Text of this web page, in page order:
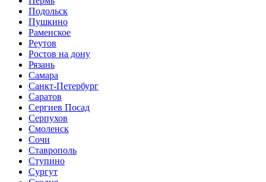
Подольск
Пушкино
Раменское
Реутов
Ростов на дону
Рязань
Самара
Санкт-Петербург
Саратов
Сергиев Посад
Серпухов
Смоленск
Сочи
Ставрополь
Ступино
Сургут